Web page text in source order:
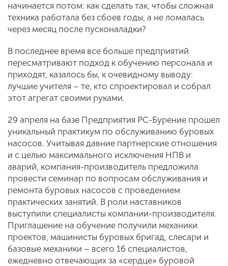
начинается потом: как сделать так, чтобы сложная
техника работала без сбоев годы, а не ломалась
через месяц после пусконаладки?
В последнее время все больше предприятий
пересматривают подход к обучению персонала и
приходят, казалось бы, к очевидному выводу:
лучшие учителя – те, кто спроектировал и собрал
этот агрегат своими руками.
29 апреля на базе Предприятия РС-Бурение прошел
уникальный практикум по обслуживанию буровых
насосов. Учитывая давние партнерские отношения
и с целью максимального исключения НПВ и
аварий, компания-производитель предложила
провести семинар по вопросам обслуживания и
ремонта буровых насосов с проведением
практических занятий. В роли наставников
выступили специалисты компании-производителя.
Приглашение на обучение получили механики
проектов, машинисты буровых бригад, слесари и
базовые механики – всего 16 специалистов,
ежедневно отвечающих за «сердце» буровой